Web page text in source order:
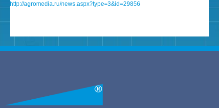
http://agromedia.ru/news.aspx?type=3&id=29856